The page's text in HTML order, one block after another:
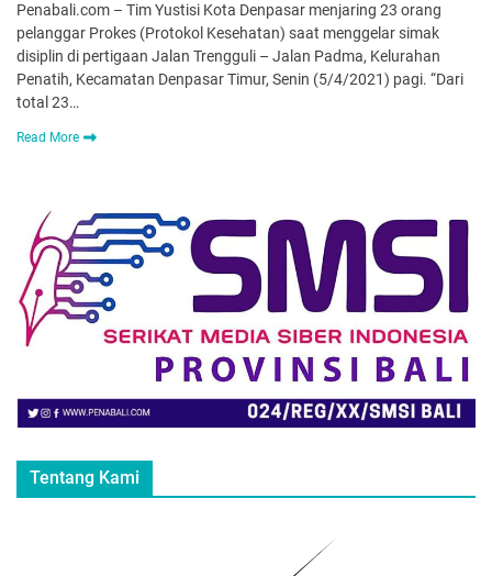
Penabali.com – Tim Yustisi Kota Denpasar menjaring 23 orang
pelanggar Prokes (Protokol Kesehatan) saat menggelar simak
disiplin di pertigaan Jalan Trengguli – Jalan Padma, Kelurahan
Penatih, Kecamatan Denpasar Timur, Senin (5/4/2021) pagi. “Dari
total 23…
Read More
Tentang Kami